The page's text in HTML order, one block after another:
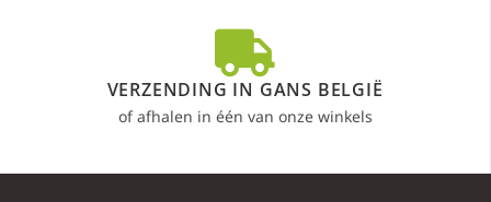
VERZENDING IN GANS BELGIË
of afhalen in één van onze winkels